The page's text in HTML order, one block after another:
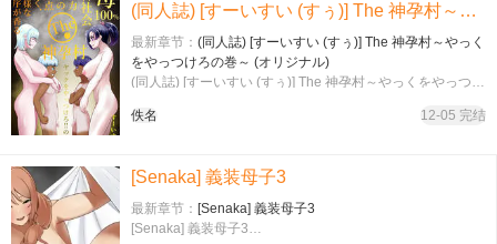
(同人誌) [すーいすい (すぅ)] The 神孕村～やっくをやっつけろの巻～ (オリジナル)
最新章节： (同人誌) [すーいすい (すぅ)] The 神孕村～やっく
をやっつけろの巻～ (オリジナル)
(同人誌) [すーいすい (すぅ)] The 神孕村～やっくをやっつけ
佚名
12-05 完结
[Senaka] 義装母子3
最新章节： [Senaka] 義装母子3
[Senaka] 義装母子3…